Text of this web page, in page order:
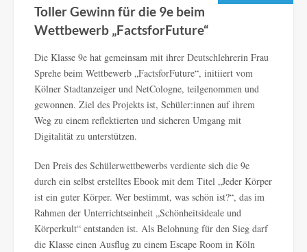
Toller Gewinn für die 9e beim
Wettbewerb „FactsforFuture“
Die Klasse 9e hat gemeinsam mit ihrer Deutschlehrerin Frau
Sprehe beim Wettbewerb „FactsforFuture“, initiiert vom
Kölner Stadtanzeiger und NetCologne, teilgenommen und
gewonnen. Ziel des Projekts ist, Schüler:innen auf ihrem
Weg zu einem reflektierten und sicheren Umgang mit
Digitalität zu unterstützen.
Den Preis des Schülerwettbewerbs verdiente sich die 9e
durch ein selbst erstelltes Ebook mit dem Titel „Jeder Körper
ist ein guter Körper. Wer bestimmt, was schön ist?“, das im
Rahmen der Unterrichtseinheit „Schönheitsideale und
Körperkult“ entstanden ist. Als Belohnung für den Sieg darf
die Klasse einen Ausflug zu einem Escape Room in Köln